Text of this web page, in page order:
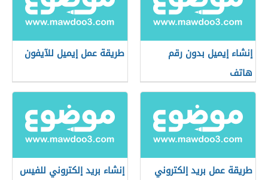
إنشاء إيميل بدون رقم
هاتف
طريقة عمل إيميل للآيفون
طريقة عمل بريد إلكتروني
إنشاء بريد إلكتروني للفيس